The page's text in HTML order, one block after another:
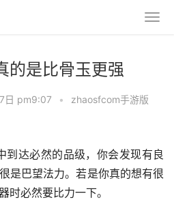
的是比骨玉更强
日 pm9:07 •
zhaosfcom手游版
到达必然的品级，你会发现有良
是巴望法力。若是你真的想有很
时必然要比力一下。